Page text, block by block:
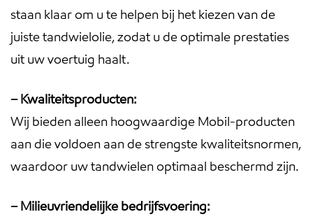
staan klaar om u te helpen bij het kiezen van de
juiste tandwielolie, zodat u de optimale prestaties
uit uw voertuig haalt.
– Kwaliteitsproducten:
Wij bieden alleen hoogwaardige Mobil-producten
aan die voldoen aan de strengste kwaliteitsnormen,
waardoor uw tandwielen optimaal beschermd zijn.
– Milieuvriendelijke bedrijfsvoering: